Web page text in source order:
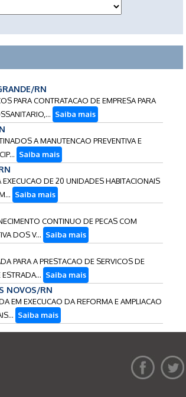
RN
PARA CONTRATACAO DE EMPRESA PARA
Saiba mais
A MANUTENCAO PREVENTIVA E
Saiba mais
DE 20 UNIDADES HABITACIONAIS
Saiba mais
CONTINUO DE PECAS COM
DOS V... Saiba mais
PARA A PRESTACAO DE SERVICOS DE
Saiba mais
NOVOS/RN
EM EXECUCAO DA REFORMA E AMPLIACAO
Saiba mais